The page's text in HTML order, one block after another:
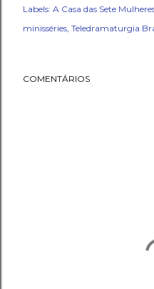
Labels: A Casa das Sete
minisséries Teledramaturgia
COMENTÁRIOS